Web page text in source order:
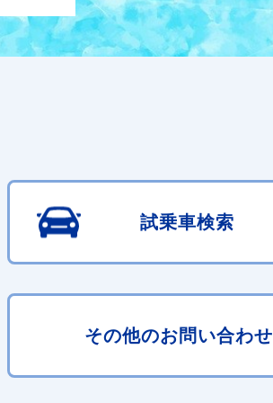
試乗車検索
その他のお問い合わせ